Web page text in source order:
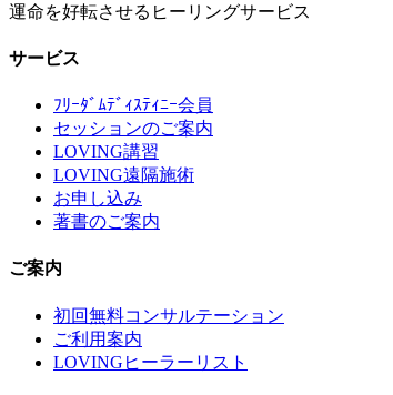
運命を好転させるヒーリングサービス
サービス
ﾌﾘｰﾀﾞﾑﾃﾞｨｽﾃｨﾆｰ会員
セッションのご案内
LOVING講習
LOVING遠隔施術
お申し込み
著書のご案内
ご案内
初回無料コンサルテーション
ご利用案内
LOVINGヒーラーリスト